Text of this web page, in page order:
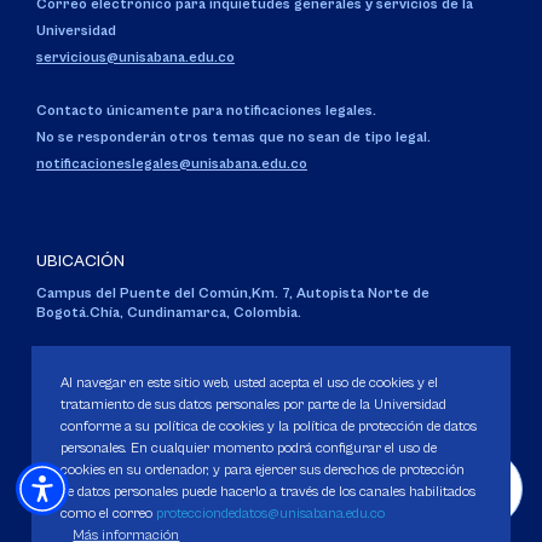
Correo electrónico para inquietudes generales y servicios de la
Universidad
servicious@unisabana.edu.co
Contacto únicamente para notificaciones legales.
No se responderán otros temas que no sean de tipo legal.
notificacioneslegales@unisabana.edu.co
UBICACIÓN
Campus del Puente del Común,Km. 7, Autopista Norte de
Bogotá.Chía, Cundinamarca, Colombia.
Personería Jurídica:Resolución 130 del 14 de enero de 1980.
Ministerio de Educación Nacional.
Política de Protección de datos
Al navegar en este sitio web, usted acepta el uso de cookies y el
tratamiento de sus datos personales por parte de la Universidad
conforme a su política de cookies y la política de protección de datos
personales. En cualquier momento podrá configurar el uso de
cookies en su ordenador, y para ejercer sus derechos de protección
de datos personales puede hacerlo a través de los canales habilitados
como el correo protecciondedatos@unisabana.edu.co
Más información